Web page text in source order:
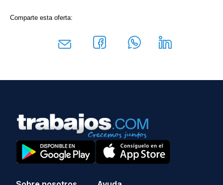
Comparte esta oferta: